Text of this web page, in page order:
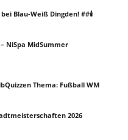
Blau-Weiß Dingden! ##🕯️
NiSpa MidSummer
Thema: Fußball WM
2026